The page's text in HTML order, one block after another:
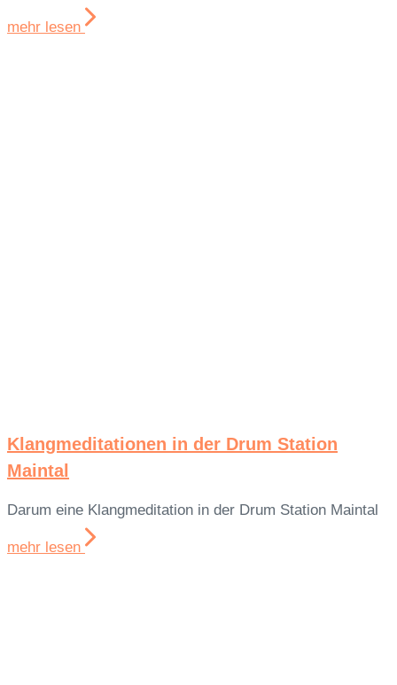
mehr lesen
Klangmeditationen in der Drum Station
Maintal
Darum eine Klangmeditation in der Drum Station Maintal
mehr lesen